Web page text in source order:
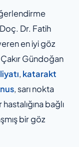
Dr. Fatih
en iyi göz
Gündoğan
, katarakt
, sarı nokta
hastalığına bağlı
bir göz